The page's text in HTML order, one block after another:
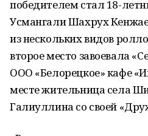
победителем стал 18-
Усмангали Шахрух
из нескольких видов
второе место завоевала
ООО «Белорецкое» кафе
месте жительница села
Галиуллина со своей